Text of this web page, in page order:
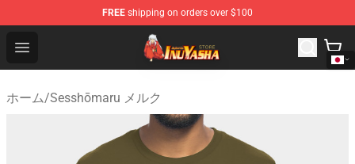
FREE shipping on orders over $100
Open menu
Inuyasha Store - Official Inuyasha Merchandise Shop
ホーム/Sesshōmaru メルク